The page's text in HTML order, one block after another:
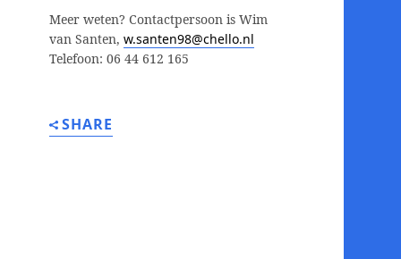
Meer weten? Contactpersoon is Wim
van Santen, w.santen98@chello.nl
Telefoon: 06 44 612 165
SHARE